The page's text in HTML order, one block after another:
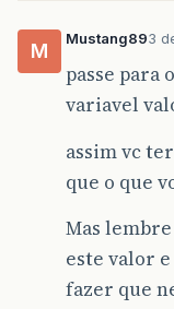
M
Mustang893
passe para
variavel
assim vc
que o que
Mas
este valor
fazer que